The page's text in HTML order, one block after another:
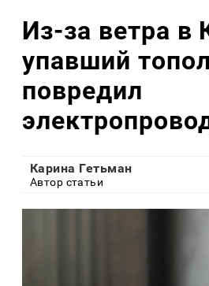
Из-за ветра в
упавший
повредил
Карина Гетьман
Автор статьи